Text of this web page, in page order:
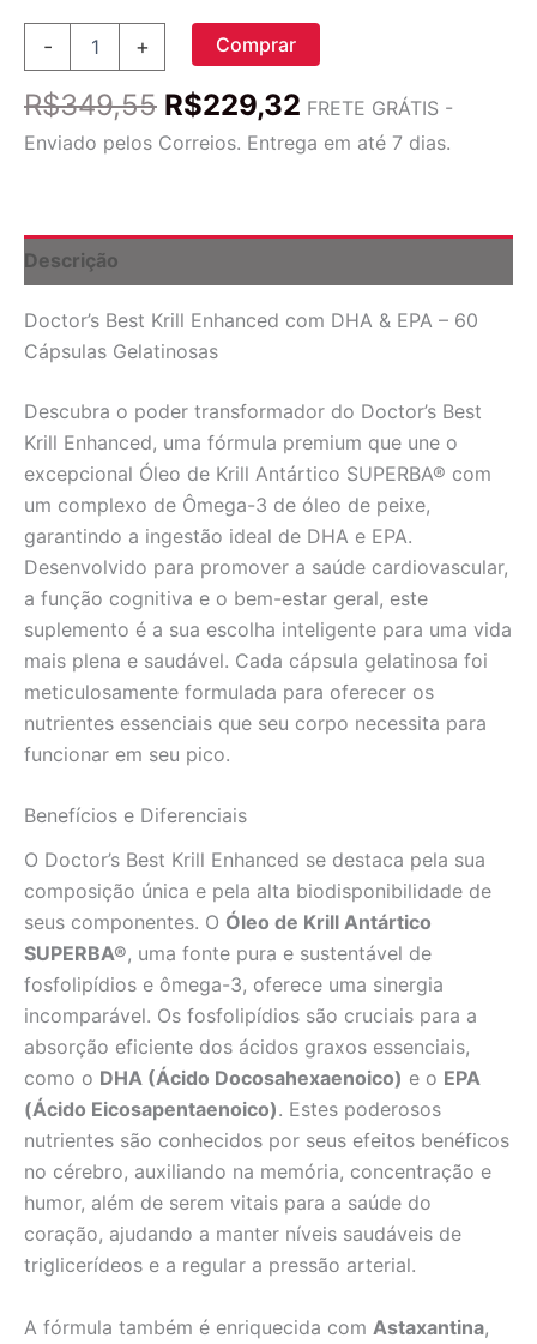
-
Enhanced
DHA
Cápsulas
|
Óleo
Antártico
e
Saúde
Cardiovascular
e
quantidade
+ Comprar
R$349,55 O
preço
R$349,55.
R$229,32 O
preço
atual
R$229,32.
FRETE GRÁTIS -
Enviado pelos Correios. Entrega em até 7 dias.
Descrição
Doctor’s Best Krill Enhanced com DHA & EPA – 60
Cápsulas Gelatinosas
Descubra o poder transformador do Doctor’s Best
Krill Enhanced, uma fórmula premium que une o
excepcional Óleo de Krill Antártico SUPERBA® com
um complexo de Ômega-3 de óleo de peixe,
garantindo a ingestão ideal de DHA e EPA.
Desenvolvido para promover a saúde cardiovascular,
a função cognitiva e o bem-estar geral, este
suplemento é a sua escolha inteligente para uma vida
mais plena e saudável. Cada cápsula gelatinosa foi
meticulosamente formulada para oferecer os
nutrientes essenciais que seu corpo necessita para
funcionar em seu pico.
Benefícios e Diferenciais
O Doctor’s Best Krill Enhanced se destaca pela sua
composição única e pela alta biodisponibilidade de
seus componentes. O Óleo de Krill Antártico
SUPERBA®, uma fonte pura e sustentável de
fosfolipídios e ômega-3, oferece uma sinergia
incomparável. Os fosfolipídios são cruciais para a
absorção eficiente dos ácidos graxos essenciais,
como o DHA (Ácido Docosahexaenoico) e o EPA
(Ácido Eicosapentaenoico). Estes poderosos
nutrientes são conhecidos por seus efeitos benéficos
no cérebro, auxiliando na memória, concentração e
humor, além de serem vitais para a saúde do
coração, ajudando a manter níveis saudáveis de
triglicerídeos e a regular a pressão arterial.
A fórmula também é enriquecida com Astaxantina,